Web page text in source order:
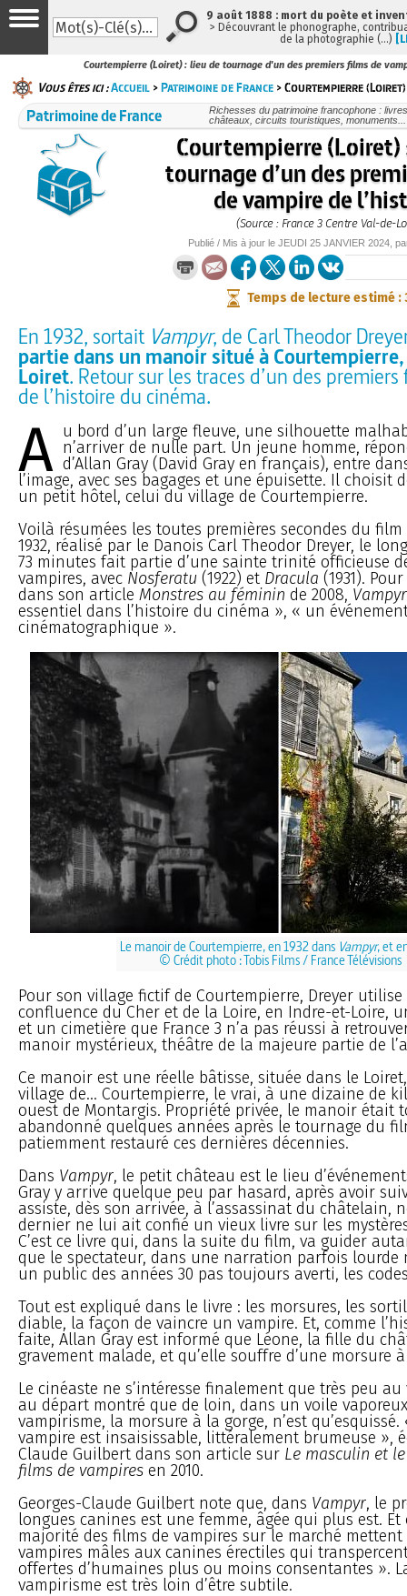
Courtempierre (Loiret) : lieu de tournage d'un des premiers films de
Vous êtes ici :Accueil >Patrimoine de France > Courtempierre
Patrimoine de France
Richesses du patrimoine francophone :
châteaux, circuits touristiques, monuments...
Courtempierre (Loiret)
tournage d’un des
de vampire de
(Source : France 3 Centre Val-de-
Publié / Mis à jour le JEUDI 25 JANVIER 2024 ,
Temps de lecture estimé :
En 1932, sortait Vampyr, de Carl Theodor
partie dans un manoir situé à
Loiret. Retour sur les traces d’un des
de l’histoire du cinéma.
A u bord d’un large fleuve, une silhouette
n’arriver de nulle part. Un jeune homme,
d’Allan Gray (David Gray en français), entre
l’image, avec ses bagages et une épuisette. Il choisit
un petit hôtel, celui du village de Courtempierre.
Voilà résumées les toutes premières secondes du film
1932, réalisé par le Danois Carl Theodor Dreyer, le
73 minutes fait partie d’une sainte trinité officieuse
vampires, avec Nosferatu (1922) et Dracula (1931).
dans son article Monstres au féminin de 2008, Vampyr
essentiel dans l’histoire du cinéma », « un
cinématographique ».
Le manoir de Courtempierre, en 1932 dans Vampyr, et
© Crédit photo : Tobis Films / France Télévisions
Pour son village fictif de Courtempierre, Dreyer utilise
confluence du Cher et de la Loire, en Indre-et-Loire,
et un cimetière que France 3 n’a pas réussi à
manoir mystérieux, théâtre de la majeure partie de
Ce manoir est une réelle bâtisse, située dans le
village de... Courtempierre, le vrai, à une dizaine de
ouest de Montargis. Propriété privée, le manoir était
abandonné quelques années après le tournage du
patiemment restauré ces dernières décennies.
Dans Vampyr, le petit château est le lieu
Gray y arrive quelque peu par hasard, après avoir
assiste, dès son arrivée, à l’assassinat du châtelain,
dernier ne lui ait confié un vieux livre sur les
C’est ce livre qui, dans la suite du film, va guider
que le spectateur, dans une narration parfois lourde
un public des années 30 pas toujours averti, les
Tout est expliqué dans le livre : les morsures, les
diable, la façon de vaincre un vampire. Et, comme
faite, Allan Gray est informé que Léone, la fille du
gravement malade, et qu’elle souffre d’une morsure
Le cinéaste ne s’intéresse finalement que très peu au
au départ montré que de loin, dans un voile
vampirisme, la morsure à la gorge, n’est
vampire est insaisissable, littéralement brumeuse »,
Claude Guilbert dans son article sur Le masculin et
films de vampires en 2010.
Georges-Claude Guilbert note que, dans Vampyr, le
longues canines est une femme, âgée qui plus est.
majorité des films de vampires sur le marché mettent
vampires mâles aux canines érectiles qui
offertes d’humaines plus ou moins consentantes ».
vampirisme est très loin d’être subtile.
9 août 1888 : mort du poète et
> Découvrant le phonographe,
de la photographie (…)